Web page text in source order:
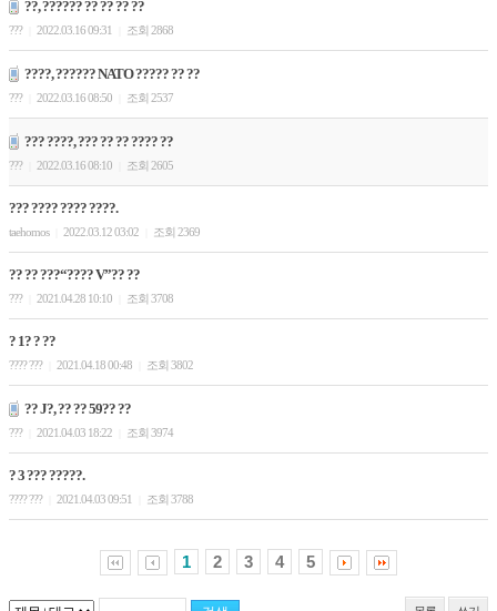
??, ?????? ?? ?? ?? ??
??? 2022.03.16 09:31 조회 2868
????, ?????? NATO ????? ?? ??
??? 2022.03.16 08:50 조회 2537
??? ????, ??? ?? ?? ???? ??
??? 2022.03.16 08:10 조회 2605
??? ???? ???? ????.
taehomos 2022.03.12 03:02 조회 2369
?? ?? ???“???? V”?? ??
??? 2021.04.28 10:10 조회 3708
? 1? ? ??
???? ??? 2021.04.18 00:48 조회 3802
?? J?, ?? ?? 59?? ??
??? 2021.04.03 18:22 조회 3974
? 3 ??? ?????.
???? ??? 2021.04.03 09:51 조회 3788
1 2 3 4 5